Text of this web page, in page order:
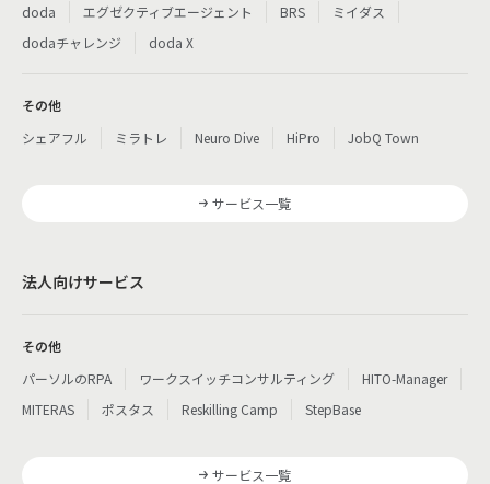
doda
エグゼクティブエージェント BRS
ミイダス
dodaチャレンジ
doda X
その他
シェアフル
ミラトレ Neuro Dive HiPro JobQ Town
サービス一覧
法人向けサービス
その他
パーソルのRPA
ワークスイッチコンサルティング
HITO-Manager
MITERAS
ポスタス Reskilling Camp StepBase
サービス一覧